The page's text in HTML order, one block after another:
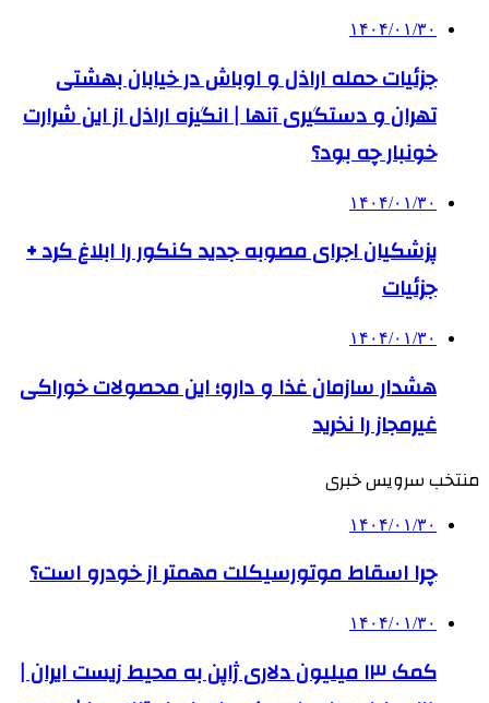
۱۴۰۴/۰۱/۳۰
جزئیات حمله اراذل و اوباش در خیابان بهشتی
تهران و دستگیری آنها | انگیزه اراذل از این شرارت
خونبار چه بود؟
۱۴۰۴/۰۱/۳۰
پزشکیان اجرای مصوبه جدید کنکور را ابلاغ کرد +
جزئیات
۱۴۰۴/۰۱/۳۰
هشدار سازمان غذا و دارو؛ این محصولات خوراکی
غیرمجاز را نخرید
منتخب سرویس خبری
۱۴۰۴/۰۱/۳۰
چرا اسقاط موتورسیکلت مهمتر از خودرو است؟
۱۴۰۴/۰۱/۳۰
کمک‌ ۱۳ میلیون دلاری ژاپن به محیط زیست ایران |